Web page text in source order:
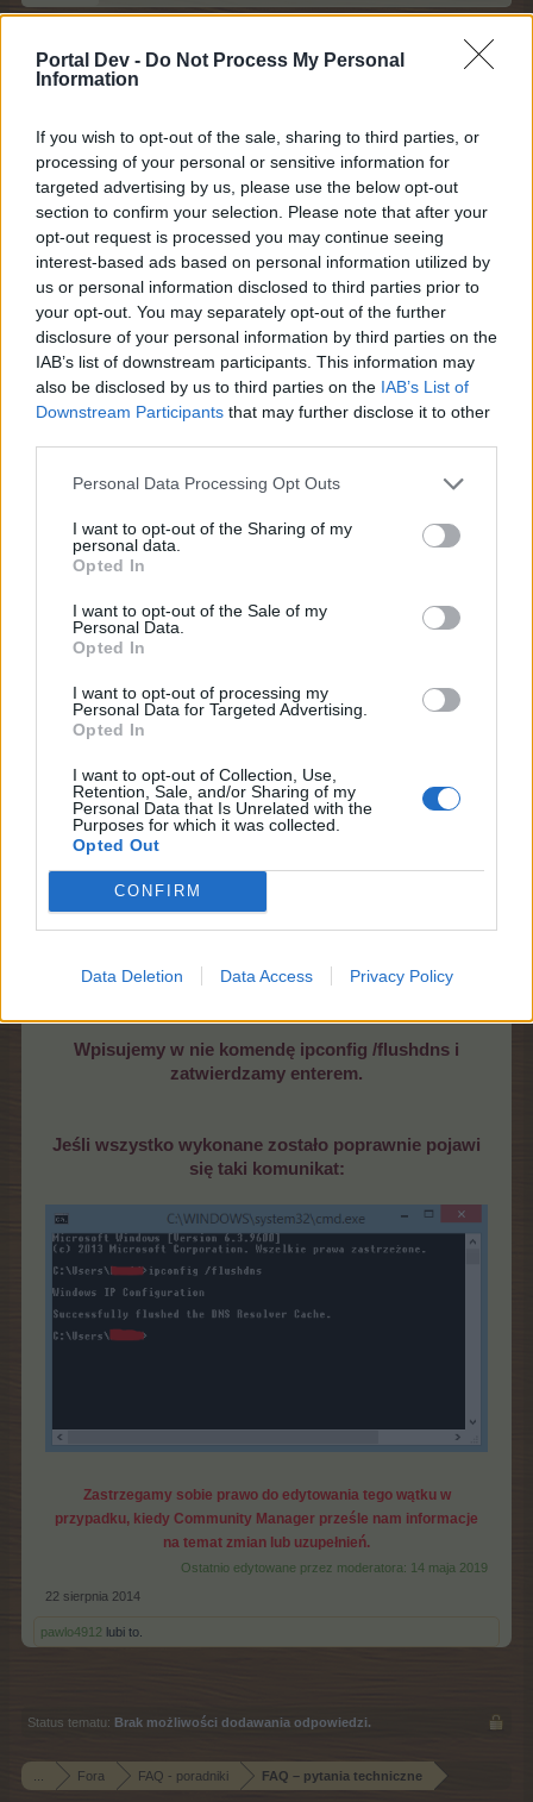
Portal Dev - Do Not Process My Personal
Information
If you wish to opt-out of the sale, sharing to third parties, or
processing of your personal or sensitive information for
targeted advertising by us, please use the below opt-out
section to confirm your selection. Please note that after your
opt-out request is processed you may continue seeing
interest-based ads based on personal information utilized by
us or personal information disclosed to third parties prior to
your opt-out. You may separately opt-out of the further
disclosure of your personal information by third parties on the
IAB’s list of downstream participants. This information may
also be disclosed by us to third parties on the IAB’s List of
Downstream Participants that may further disclose it to other
Personal Data Processing Opt Outs
I want to opt-out of the Sharing of my
personal data.
Opted In
I want to opt-out of the Sale of my
Personal Data.
Opted In
I want to opt-out of processing my
Personal Data for Targeted Advertising.
Opted In
I want to opt-out of Collection, Use,
Retention, Sale, and/or Sharing of my
Personal Data that Is Unrelated with the
Purposes for which it was collected.
Opted Out
CONFIRM
Data Deletion Data Access Privacy Policy
podręcznej programu rozpoznawania nazw.
W celu wykonania tej czynności musimy podjąć
następujące kroki:
Na klawiaturze komputera wciskamy i trzymamy
klawisz ze znakiem windows
i dodatkowo naciskamy klawisz "R".
Powinno pojawić się okno:
gdze wpisujemy:cmd i zatwierdzamy klawiszem
Po tej czynności pojawi nam się okno z czarnym
Wpisujemy w nie komendę ipconfig /flushdns i
zatwierdzamy enterem.
Jeśli wszystko wykonane zostało poprawnie pojawi
się taki komunikat:
Zastrzegamy sobie prawo do edytowania tego wątku w
przypadku, kiedy Community Manager prześle nam informacje
na temat zmian lub uzupełnień.
Ostatnio edytowane przez moderatora: 14 maja 2019
22 sierpnia 2014
pawlo4912 lubi to.
Status tematu: Brak możliwości dodawania odpowiedzi.
Fora FAQ - poradniki FAQ – pytania techniczne